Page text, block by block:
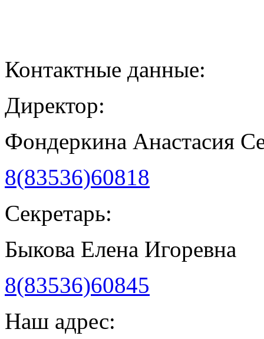
Контактные данные:
Директор:
Фондеркина Анастасия
8(83536)60818
Секретарь:
Быкова Елена Игоревна
8(83536)60845
Наш адрес: